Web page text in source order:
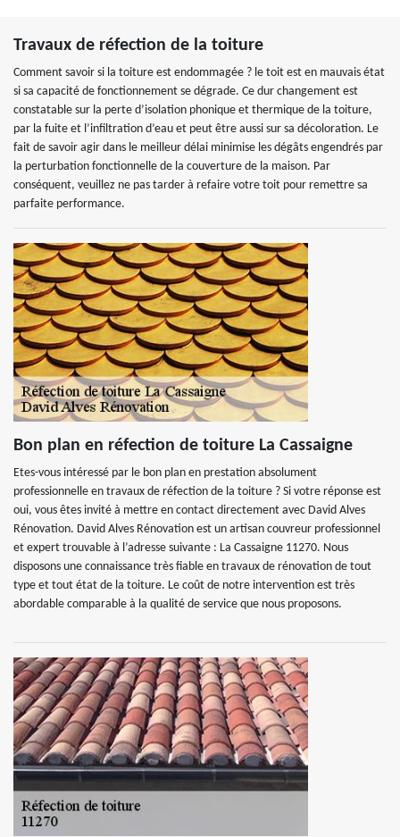
Travaux de réfection de la toiture
Comment savoir si la toiture est endommagée ? le toit est en mauvais état
si sa capacité de fonctionnement se dégrade. Ce dur changement est
constatable sur la perte d’isolation phonique et thermique de la toiture,
par la fuite et l’infiltration d’eau et peut être aussi sur sa décoloration. Le
fait de savoir agir dans le meilleur délai minimise les dégâts engendrés par
la perturbation fonctionnelle de la couverture de la maison. Par
conséquent, veuillez ne pas tarder à refaire votre toit pour remettre sa
parfaite performance.
Bon plan en réfection de toiture La Cassaigne
Etes-vous intéressé par le bon plan en prestation absolument
professionnelle en travaux de réfection de la toiture ? Si votre réponse est
oui, vous êtes invité à mettre en contact directement avec David Alves
Rénovation. David Alves Rénovation est un artisan couvreur professionnel
et expert trouvable à l’adresse suivante : La Cassaigne 11270. Nous
disposons une connaissance très fiable en travaux de rénovation de tout
type et tout état de la toiture. Le coût de notre intervention est très
abordable comparable à la qualité de service que nous proposons.